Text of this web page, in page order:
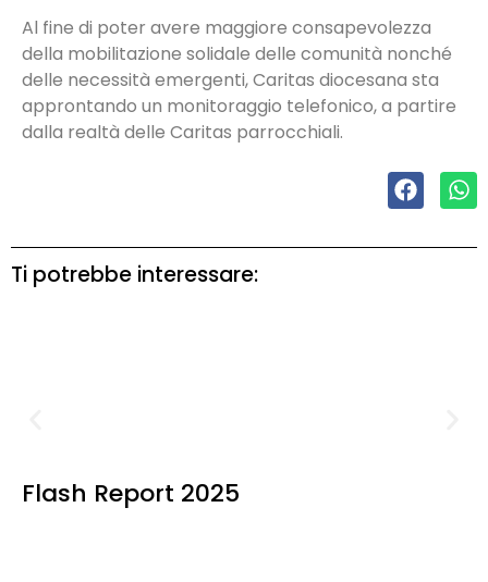
Al fine di poter avere maggiore consapevolezza
della mobilitazione solidale delle comunità nonché
delle necessità emergenti, Caritas diocesana sta
approntando un monitoraggio telefonico, a partire
dalla realtà delle Caritas parrocchiali.
Ti potrebbe interessare:
Flash Report 2025